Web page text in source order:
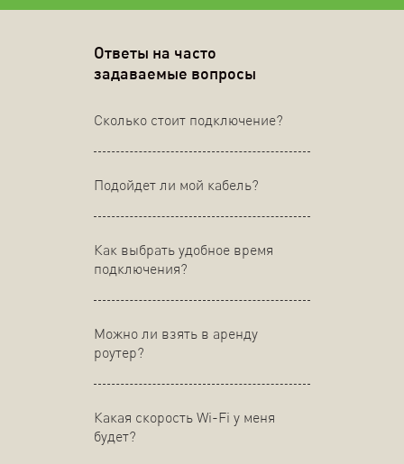
Ответы на часто
задаваемые вопросы
Сколько стоит подключение?
Подойдет ли мой кабель?
Как выбрать удобное время
подключения?
Можно ли взять в аренду
роутер?
Какая скорость Wi-Fi у меня
будет?